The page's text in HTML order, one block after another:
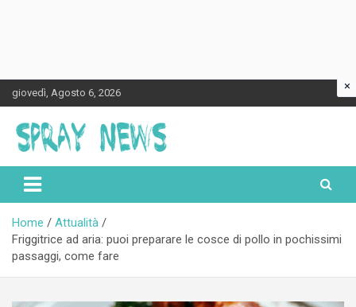
Skip
to
content
giovedì, Agosto 6, 2026
Spraynews.it
Home
Attualità
Friggitrice ad aria: puoi preparare le cosce di pollo in pochissimi
passaggi, come fare
×